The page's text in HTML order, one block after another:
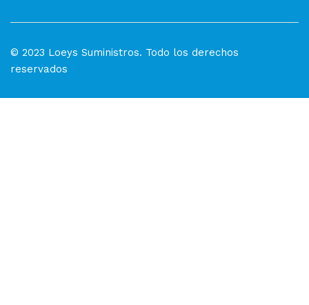
© 2023 Loeys Suministros. Todo los derechos
reservados